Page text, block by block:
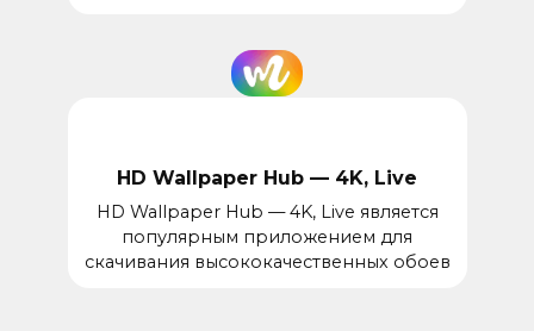
HD Wallpaper Hub — 4K, Live
HD Wallpaper Hub — 4K, Live является
популярным приложением для
скачивания высококачественных обоев